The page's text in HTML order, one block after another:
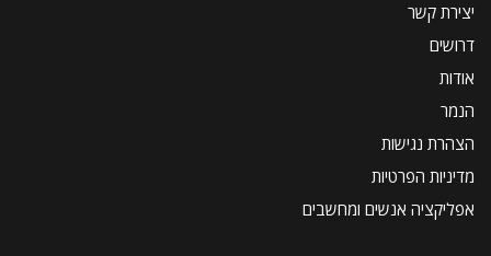
יצירת קשר
דרושים
אודות
הנמר
הצהרת נגישות
מדיניות הפרטיות
אפליקציה אנשים ומחשבים